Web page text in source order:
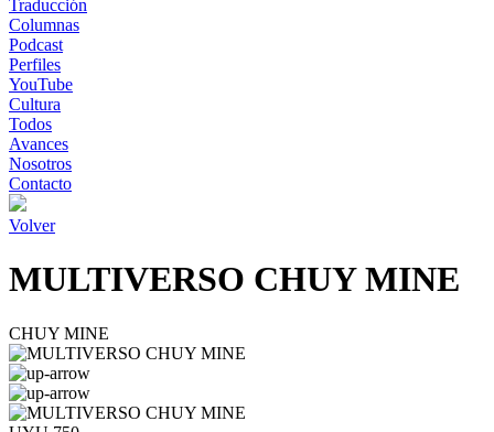
Traducción
Columnas
Podcast
Perfiles
YouTube
Cultura
Todos
Avances
Nosotros
Contacto
Volver
MULTIVERSO CHUY MINE
CHUY MINE